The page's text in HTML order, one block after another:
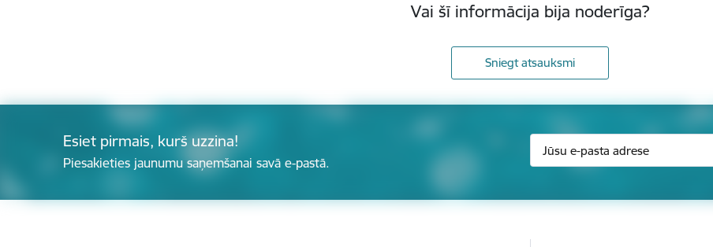
Vai šī informācija bija noderīga?
Sniegt atsauksmi
Esiet pirmais, kurš uzzina!
Piesakieties jaunumu saņemšanai savā e-pastā.